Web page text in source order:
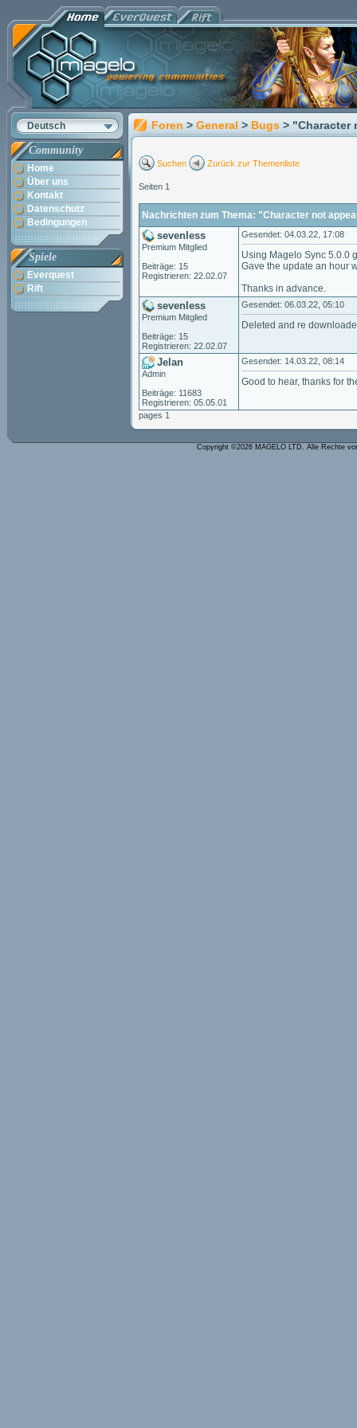
Deutsch
Community
Home
Über uns
Kontakt
Datenschutz
Bedingungen
Spiele
Everquest
Rift
Foren > General > Bugs > "Character
Suchen Zurück zur Themenliste
Seiten 1
Nachrichten zum Thema: "Character not
sevenless
Premium Mitglied
Beiträge: 15
Registrieren: 22.02.07
Gesendet: 04.03.22, 17:08
Using Magelo Sync 5.0.0
Gave the update an hour
Thanks in advance.
sevenless
Premium Mitglied
Beiträge: 15
Registrieren: 22.02.07
Gesendet: 06.03.22, 05:10
Deleted and re
Jelan
Admin
Beiträge: 11683
Registrieren: 05.05.01
Gesendet: 14.03.22, 08:14
Good to hear, thanks for
pages 1
Copyright ©2026 MAGELO LTD. Alle Rechte